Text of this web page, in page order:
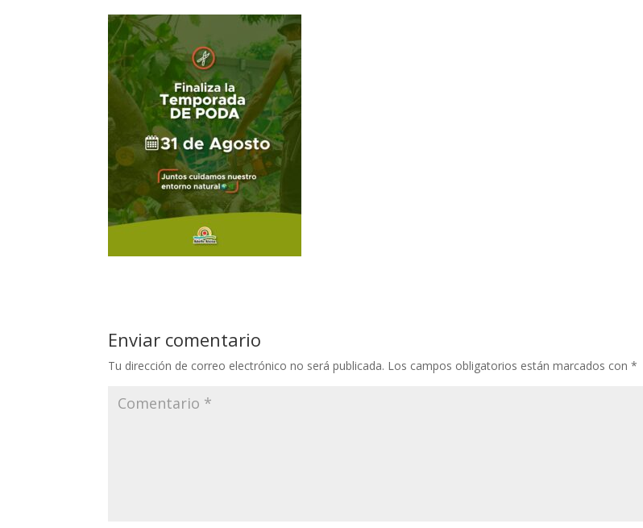
Enviar comentario
Tu dirección de correo electrónico no será publicada. Los campos obligatorios están marcados con*